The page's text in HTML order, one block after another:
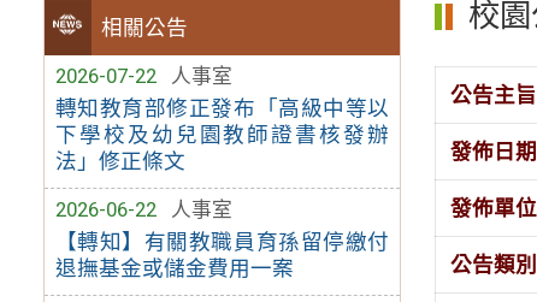
相關公告
2026-07-22
人事室
轉知教育部修正發布「高級中等以
下學校及幼兒園教師證書核發辦
法」修正條文
2026-06-22
人事室
【轉知】有關教職員育孫留停繳付
退撫基金或儲金費用一案
校
公告主旨
發佈日期
發佈單位
公告類別